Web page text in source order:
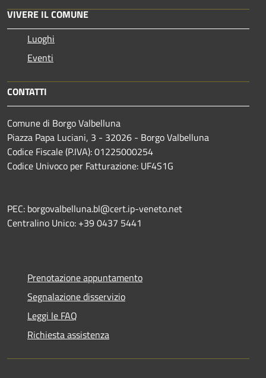
VIVERE IL COMUNE
Luoghi
Eventi
CONTATTI
Comune di Borgo Valbelluna
Piazza Papa Luciani, 3 - 32026 - Borgo Valbelluna
Codice Fiscale (P.IVA): 01225000254
Codice Univoco per Fatturazione: UF4S1G
PEC: borgovalbelluna.bl@cert.ip-veneto.net
Centralino Unico: +39 0437 5441
Prenotazione appuntamento
Segnalazione disservizio
Leggi le FAQ
Richiesta assistenza